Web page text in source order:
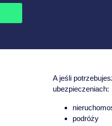
A jeśli
ubezpieczeniach:
podróży